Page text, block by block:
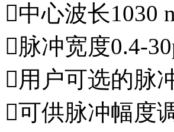
中心波长1030
脉冲宽度0.4-
用户可选的脉
可供脉冲幅度